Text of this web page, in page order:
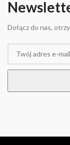
Dołącz do nas,